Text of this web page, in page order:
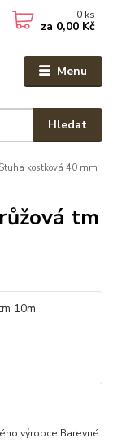
Menu
Hledat
0 ks
za 0,00 Kč
Stuha kostková 40 mm
tm
výrobce Barevné